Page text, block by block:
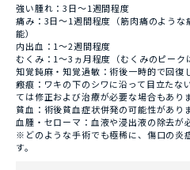
強い腫れ：3日～1週間程度
痛み：3日～1週間程度（筋肉痛のよう
能）
内出血：1～2週間程度
むくみ：1～3ヵ月程度（むくみのピーク
知覚鈍麻・知覚過敏：術後一時的で回復
瘢痕：ワキの下のシワに沿って目立たな
ては修正および治療が必要な場合もあり
貧血：術後貧血症状併発の可能性がありま
血腫・セローマ：血液や浸出液の除去が
※どのような手術でも極稀に、傷口の炎
す。